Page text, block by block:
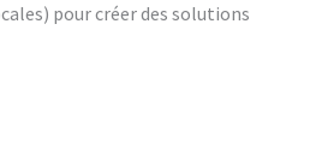
pour créer des solutions